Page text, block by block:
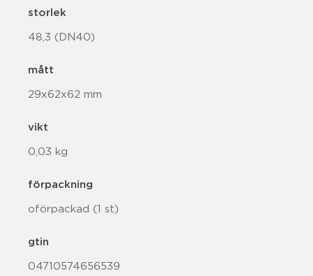
storlek
48,3 (DN40)
mått
29x62x62 mm
vikt
0,03 kg
förpackning
oförpackad (1 st)
gtin
04710574656539